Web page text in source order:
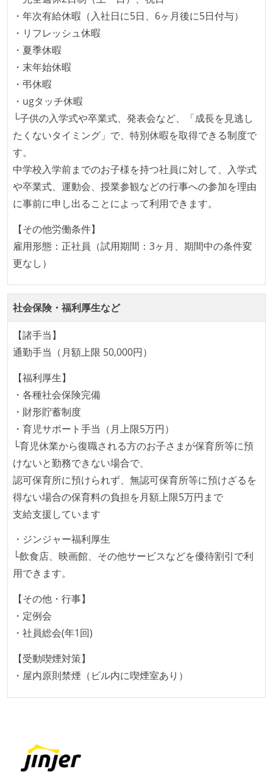
開発メンバーの裁量
設計・実装から運用までを同じ開発チームが担い、フ
ロントエンド、バックエンド、インフラといった役割
の境界を超えて、個人が必要な範囲にまで染み出して
いく姿勢が根付いている
1年以内に、技術負債を解消するためのプロジェクト
や、古くなったツールのリプレイスプロジェクトがボ
タスクの見積もりは、実装を担当するメンバーが中心
となって行う
全体のスケジュール管理は、途中の成果を随時確認し
で行う
コード品質向上のための取り組み
何らかのコーディング規約をチーム全体で遵守するよ
テストの実施度
ほとんどのプロダクトコードに単体テストを記述、実
想定される複数環境での品質チェックを義務づけてい
る
アジャイル実践状況
1ヶ月以下の短い期間でのイテレーション開発を実践
している
デイリーでスタンドアップミーティング、またはそれ
に準じるチーム内の打ち合わせを行っている
イテレーションの最後などに、定期的にチームでふり
かえりミーティングを行っている
タスク見積もりの単位には絶対量（人日など）ではな
く相対ポイントを用い、極力複数人の意見を調整する
継続的なデプロイ（デリバリー）を行っている
大規模サービスの開発
同時接続ユーザー数（数千以上）
テーブル数が多い (数百以上)
ームアラインド、プラットフォーム等）で分担して開
発・運用している
・年次有給休暇（入社日に5日、6ヶ月後に5日付与）
・リフレッシュ休暇
・夏季休暇
・末年始休暇
・弔休暇
・ugタッチ休暇
└子供の入学式や卒業式、発表会など、「成長を見逃し
たくないタイミング」で、特別休暇を取得できる制度で
す。
中学校入学前までのお子様を持つ社員に対して、入学式
や卒業式、運動会、授業参観などの行事への参加を理由
に事前に申し出ることによって利用できます。
【その他労働条件】
雇用形態：正社員（試用期間：3ヶ月、期間中の条件変
更なし）
社会保険・福利厚生など
【諸手当】
通勤手当（月額上限 50,000円）
【福利厚生】
・各種社会保険完備
・財形貯蓄制度
・育児サポート手当（月上限5万円）
└育児休業から復職される方のお子さまが保育所等に預
けないと勤務できない場合で、
認可保育所に預けられず、無認可保育所等に預けざるを
得ない場合の保育料の負担を月額上限5万円まで
支給支援しています
・ジンジャー福利厚生
└飲食店、映画館、その他サービスなどを優待割引で利
用できます。
【その他・行事】
・定例会
・社員総会(年1回)
【受動喫煙対策】
・屋内原則禁煙（ビル内に喫煙室あり）